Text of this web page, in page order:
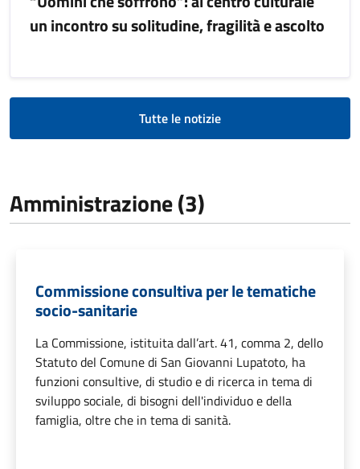
un incontro su solitudine, fragilità e ascolto
Tutte le notizie
Amministrazione (3)
Commissione consultiva per le tematiche
socio-sanitarie
La Commissione, istituita dall’art. 41, comma 2, dello
Statuto del Comune di San Giovanni Lupatoto, ha
funzioni consultive, di studio e di ricerca in tema di
sviluppo sociale, di bisogni dell'individuo e della
famiglia, oltre che in tema di sanità.